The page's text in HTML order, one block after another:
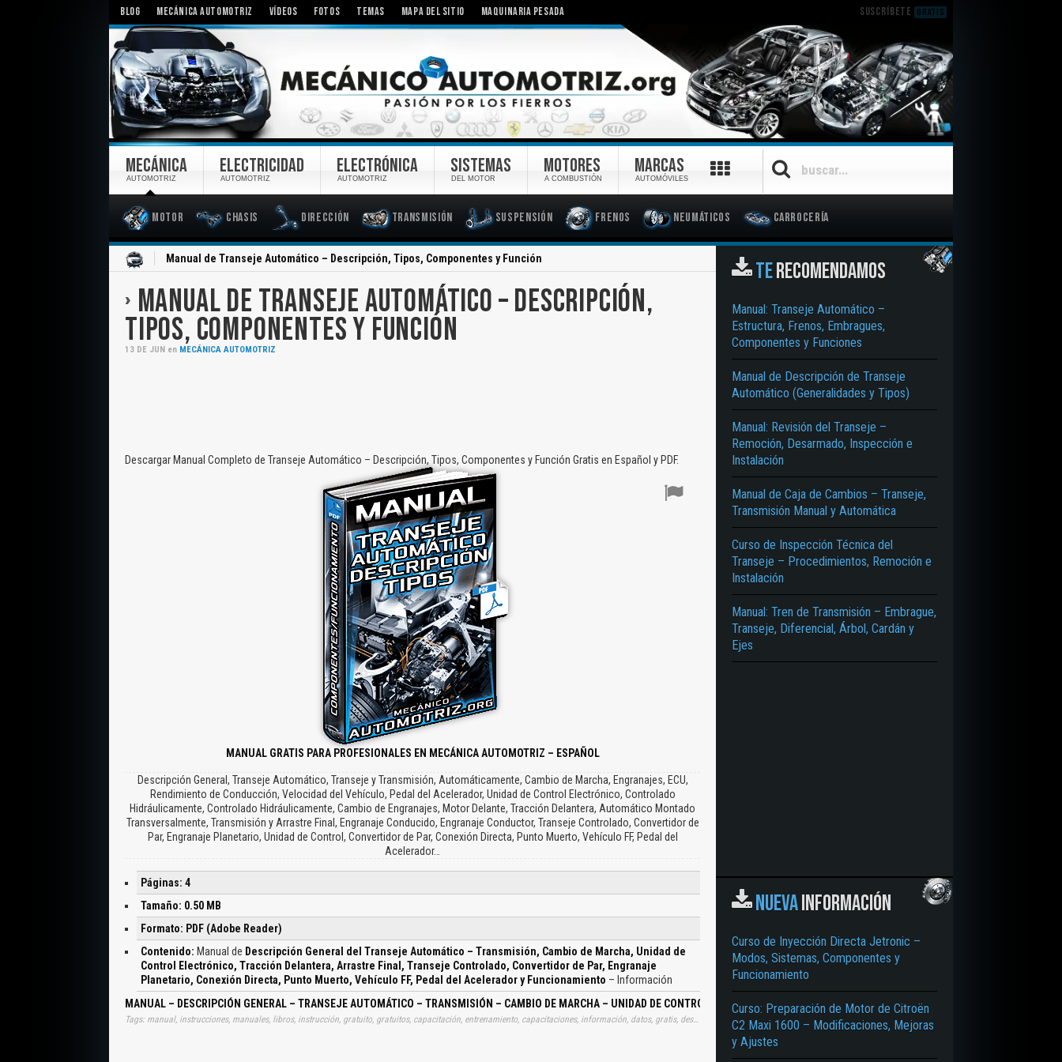
BLOG MECÁNICA AUTOMOTRIZ VÍDEOS FOTOS TEMAS MAPA DEL SITIO MAQUINARIA PESADA SUSCRÍBETE GRATIS
MECÁNICA
AUTOMOTRIZ
Motor Chasis Dirección Transmisión Suspensión Frenos Neumáticos Carrocería
ELECTRICIDAD
AUTOMOTRIZ
ELECTRÓNICA
AUTOMOTRIZ
SISTEMAS
DEL MOTOR
MOTORES
A COMBUSTIÓN
MARCAS
AUTOMÓVILES
Manual de Transeje Automático – Descripción, Tipos, Componentes y Función
MANUAL DE TRANSEJE AUTOMÁTICO – DESCRIPCIÓN,
TIPOS, COMPONENTES Y FUNCIÓN
13 DE JUN en MECÁNICA AUTOMOTRIZ
Descargar Manual Completo de Transeje Automático – Descripción, Tipos, Componentes y Función Gratis en Español y PDF.
MANUAL GRATIS PARA PROFESIONALES EN MECÁNICA AUTOMOTRIZ – ESPAÑOL
Descripción General, Transeje Automático, Transeje y Transmisión, Automáticamente, Cambio de Marcha, Engranajes, ECU,
Rendimiento de Conducción, Velocidad del Vehículo, Pedal del Acelerador, Unidad de Control Electrónico, Controlado
Hidráulicamente, Controlado Hidráulicamente, Cambio de Engranajes, Motor Delante, Tracción Delantera, Automático Montado
Transversalmente, Transmisión y Arrastre Final, Engranaje Conducido, Engranaje Conductor, Transeje Controlado, Convertidor de
Par, Engranaje Planetario, Unidad de Control, Convertidor de Par, Conexión Directa, Punto Muerto, Vehículo FF, Pedal del
Acelerador…
Páginas: 4
Tamaño: 0.50 MB
Formato: PDF (Adobe Reader)
Contenido: Manual de Descripción General del Transeje Automático – Transmisión, Cambio de Marcha, Unidad de
Control Electrónico, Tracción Delantera, Arrastre Final, Transeje Controlado, Convertidor de Par, Engranaje
Planetario, Conexión Directa, Punto Muerto, Vehículo FF, Pedal del Acelerador y Funcionamiento – Información
MANUAL – DESCRIPCIÓN GENERAL – TRANSEJE AUTOMÁTICO – TRANSMISIÓN – CAMBIO DE MARCHA – UNIDAD DE CONTROL ELECTRÓNICO – TRACCIÓN DELANTERA – ARRASTRE FINAL –
Tags: manual, instrucciones, manuales, libros, instrucción, gratuito, gratuitos, capacitación, entrenamiento, capacitaciones, información, datos, gratis, descargar, guías, guias, descripciones, generales, transejes, automaticos, transmisiones, cambios, marchas, unidades, control, electronicos, tracciones, delanteras, arrastres, finales, transejes, controlados, convertidores, par, engranajes, planetarios, conexiones, directas, puntos, muertos, vehiculos, ff, pedales, aceleradores, funcionamientos, aprender, descargas
TERECOMENDAMOS
Manual: Transeje Automático –
Estructura, Frenos, Embragues,
Componentes y Funciones
Manual de Descripción de Transeje
Automático (Generalidades y Tipos)
Manual: Revisión del Transeje –
Remoción, Desarmado, Inspección e
Instalación
Manual de Caja de Cambios – Transeje,
Transmisión Manual y Automática
Curso de Inspección Técnica del
Transeje – Procedimientos, Remoción e
Instalación
Manual: Tren de Transmisión – Embrague,
Transeje, Diferencial, Árbol, Cardán y
Ejes
NUEVAINFORMACIÓN
Curso de Inyección Directa Jetronic –
Modos, Sistemas, Componentes y
Funcionamiento
Curso: Preparación de Motor de Citroën
C2 Maxi 1600 – Modificaciones, Mejoras
y Ajustes